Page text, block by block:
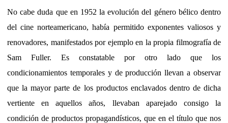
No cabe duda que en 1952 la evolución del género bélico dentro
del cine norteamericano, había permitido exponentes valiosos y
renovadores, manifestados por ejemplo en la propia filmografía de
Sam Fuller. Es constatable por otro lado que los
condicionamientos temporales y de producción llevan a observar
que la mayor parte de los productos enclavados dentro de dicha
vertiente en aquellos años, llevaban aparejado consigo la
condición de productos propagandísticos, que en el título que nos